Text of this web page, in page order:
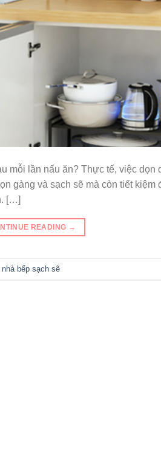
mỗi lần nấu ăn? Thực tế, việc dọn
gàng và sạch sẽ mà còn tiết
[…]
READING →
nhà bếp sạch sẽ